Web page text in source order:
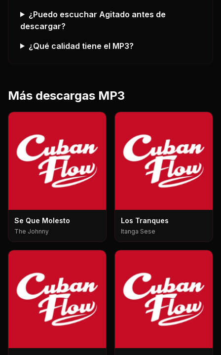
¿Puedo escuchar Agitado antes de
descargar?
¿Qué calidad tiene el MP3?
Más descargas MP3
Se Que Molesto
The Johnny
Los Tranques
Itanga Sese